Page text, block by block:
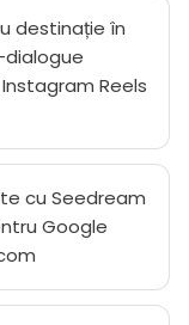
destinație în
dialogue
Reels
cu Seedream
Google